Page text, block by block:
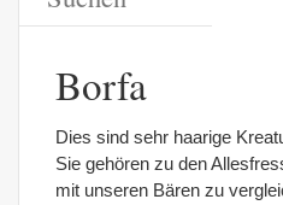
Borfa
Dies sind sehr haarige
Sie gehören zu den
mit unseren Bären zu